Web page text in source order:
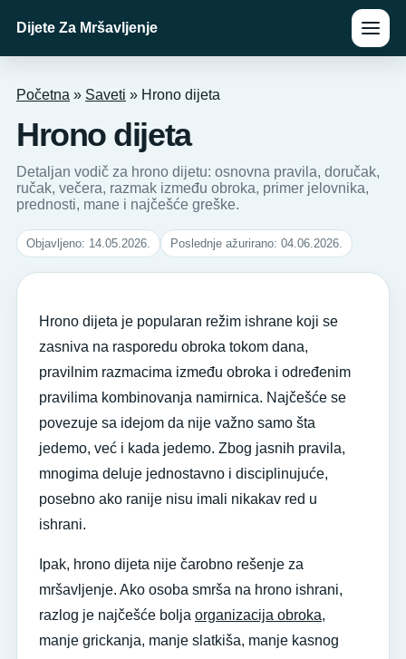
Dijete Za Mršavljenje
Početna » Saveti » Hrono dijeta
Hrono dijeta
Detaljan vodič za hrono dijetu: osnovna pravila, doručak,
ručak, večera, razmak između obroka, primer jelovnika,
prednosti, mane i najčešće greške.
Objavljeno: 14.05.2026. Poslednje ažurirano: 04.06.2026.
Hrono dijeta je popularan režim ishrane koji se
zasniva na rasporedu obroka tokom dana,
pravilnim razmacima između obroka i određenim
pravilima kombinovanja namirnica. Najčešće se
povezuje sa idejom da nije važno samo šta
jedemo, već i kada jedemo. Zbog jasnih pravila,
mnogima deluje jednostavno i disciplinujuće,
posebno ako ranije nisu imali nikakav red u
ishrani.
Ipak, hrono dijeta nije čarobno rešenje za
mršavljenje. Ako osoba smrša na hrono ishrani,
razlog je najčešće bolja organizacija obroka,
manje grickanja, manje slatkiša, manje kasnog